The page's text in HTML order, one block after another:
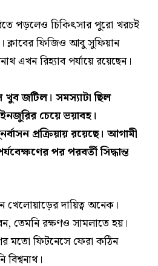
পড়লেও চিকিৎসার পুরো খরচই
ক্লাবের ফিজিও আবু সুফিয়ান
এখন রিহ্যাব পর্যায়ে রয়েছেন।
খুব জটিল। সমস্যাটা ছিল
চেয়ে ভয়াবহ।
প্রক্রিয়ায় রয়েছে। আগামী
পর পরবর্তী সিদ্ধান্ত
দায়িত্ব অনেক।
তেমনি রক্ষণও সামলাতে হয়।
মতো ফিটনেসে ফেরা কঠিন